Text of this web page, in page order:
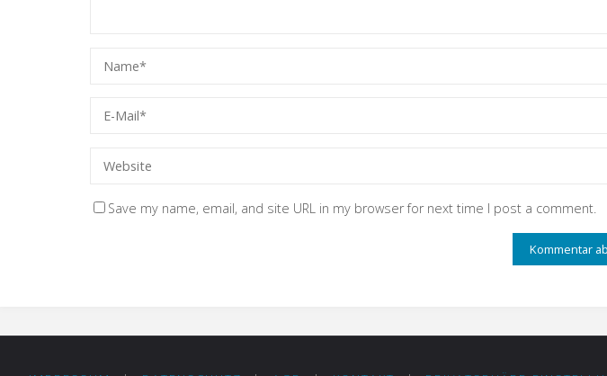
Save my name, email, and site URL in my browser for next time I post a comment.